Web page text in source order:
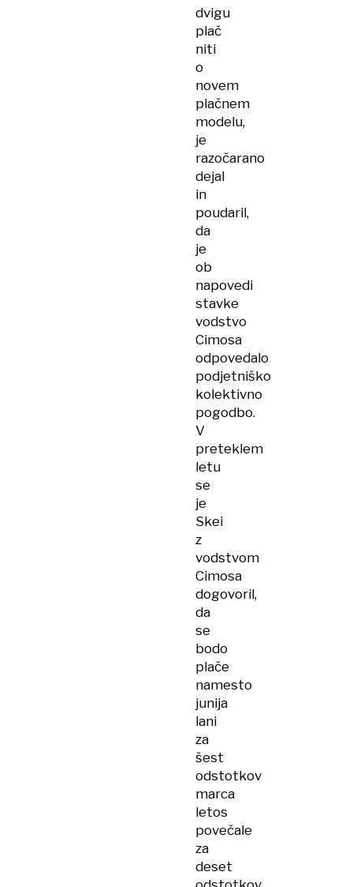
dvigu
plač
niti
o
novem
plačnem
modelu,
je
razočarano
dejal
in
poudaril,
da
je
ob
napovedi
stavke
vodstvo
Cimosa
odpovedalo
podjetniško
kolektivno
pogodbo.
V
preteklem
letu
se
je
Skei
z
vodstvom
Cimosa
dogovoril,
da
se
bodo
plače
namesto
junija
lani
za
šest
odstotkov
marca
letos
povečale
za
deset